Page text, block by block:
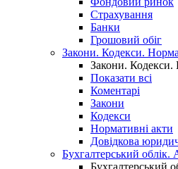
Страхування
Банки
Грошовий обіг
Закони. Кодекси.
Закони. Кодекси.
Показати всі
Коментарі
Закони
Кодекси
Нормативні акти
Довідкова
Бухгалтерський облік.
Бухгалтерський